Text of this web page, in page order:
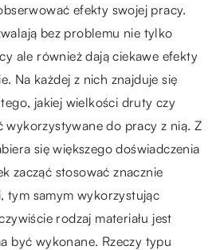
efekty swojej pracy.
bez problemu nie tylko
ale również dają ciekawe efekty
Na każdej z nich znajduje się
jakiej wielkości druty czy
wykorzystywane do pracy z nią. Z
się większego doświadczenia
zacząć stosować znacznie
tym samym wykorzystując
rodzaj materiału jest
być wykonane. Rzeczy typu